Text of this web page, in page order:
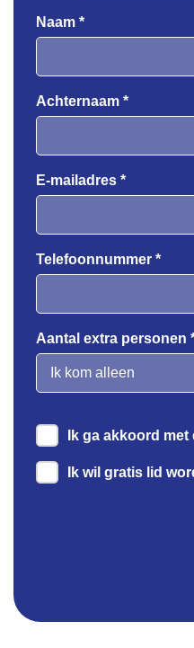
Naam *
Achternaam *
E-mailadres *
Telefoonnummer *
Aantal extra personen
Ik ga akkoord met
Ik wil gratis lid